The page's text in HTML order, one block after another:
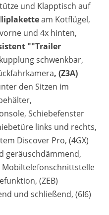
und Klapptisch auf
am Kotflügel,
und 4x hinten,
""Trailer
schwenkbar,
, (Z3A)
den Sitzen im
Schiebefenster
links und rechts,
Discover Pro, (4GX)
geräuschdämmend,
Mobiltelefonschnittstelle
(ZEB)
und schließend, (6I6)